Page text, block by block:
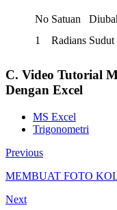
No Satuan
1
Radians Sudut
C. Video Tutorial
Dengan Excel
MS Excel
Trigonometri
Previous
MEMBUAT FOTO
Next